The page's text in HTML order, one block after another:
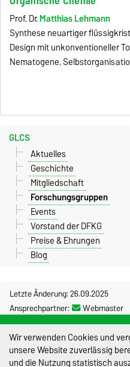
Prof. Dr.Matthias Lehmann
Synthese neuartiger
Design mit unkonventioneller
Nematogene,
GLCS
Aktuelles
Geschichte
Mitgliedschaft
Forschungsgruppen
Events
Vorstand der DFKG
Preise & Ehrungen
Blog
Letzte Änderung: 26.09.2025
Ansprechpartner:
Webmaster
Wir verwenden Cookies und
unsere Website zuverlässig
und die Nutzung statistisch